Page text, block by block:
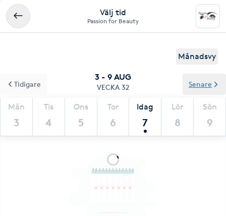
Välj tid
Passion for Beauty
Månadsvy
3 - 9 AUG
VECKA 32
Mån
3
Tis
4
Ons
5
Tor
6
Idag
7
Lör
8
Sön
9
Tidigare Senare